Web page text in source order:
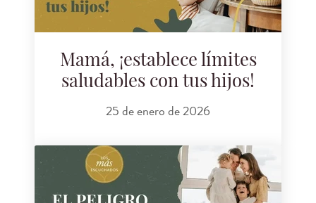
Mamá, ¡establece límites
saludables con tus hijos!
25 de enero de 2026